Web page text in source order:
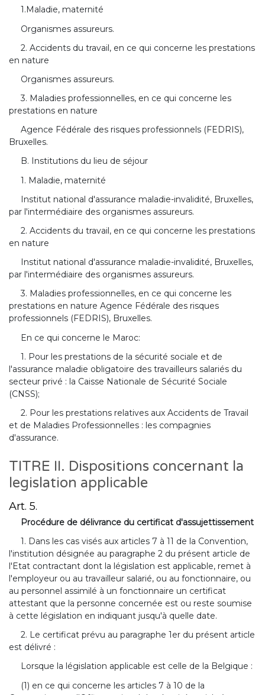
1.Maladie, maternité
Organismes assureurs.
2. Accidents du travail, en ce qui concerne les prestations
en nature
Organismes assureurs.
3. Maladies professionnelles, en ce qui concerne les
prestations en nature
Agence Fédérale des risques professionnels (FEDRIS),
Bruxelles.
B. Institutions du lieu de séjour
1. Maladie, maternité
Institut national d'assurance maladie-invalidité, Bruxelles,
par l'intermédiaire des organismes assureurs.
2. Accidents du travail, en ce qui concerne les prestations
en nature
Institut national d'assurance maladie-invalidité, Bruxelles,
par l'intermédiaire des organismes assureurs.
3. Maladies professionnelles, en ce qui concerne les
prestations en nature Agence Fédérale des risques
professionnels (FEDRIS), Bruxelles.
En ce qui concerne le Maroc:
1. Pour les prestations de la sécurité sociale et de
l'assurance maladie obligatoire des travailleurs salariés du
secteur privé : la Caisse Nationale de Sécurité Sociale
(CNSS);
2. Pour les prestations relatives aux Accidents de Travail
et de Maladies Professionnelles : les compagnies
d'assurance.
TITRE II. Dispositions concernant la
legislation applicable
Art. 5.
Procédure de délivrance du certificat d'assujettissement
1. Dans les cas visés aux articles 7 à 11 de la Convention,
l'institution désignée au paragraphe 2 du présent article de
l'Etat contractant dont la législation est applicable, remet à
l'employeur ou au travailleur salarié, ou au fonctionnaire, ou
au personnel assimilé à un fonctionnaire un certificat
attestant que la personne concernée est ou reste soumise
à cette législation en indiquant jusqu'à quelle date.
2. Le certificat prévu au paragraphe 1er du présent article
est délivré :
Lorsque la législation applicable est celle de la Belgique :
(1) en ce qui concerne les articles 7 à 10 de la